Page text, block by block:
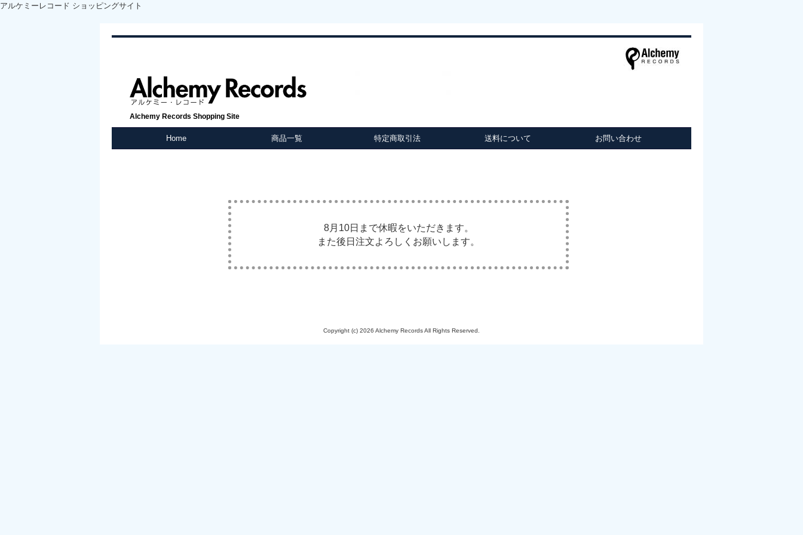
アルケミーレコード ショッピングサイト
Alchemy Records Shopping Site
Home 商品一覧 特定商取引法 送料について お問い合わせ
8月10日まで休暇をいただきます。
また後日注文よろしくお願いします。
Copyright (c) 2026 Alchemy Records All Rights Reserved.